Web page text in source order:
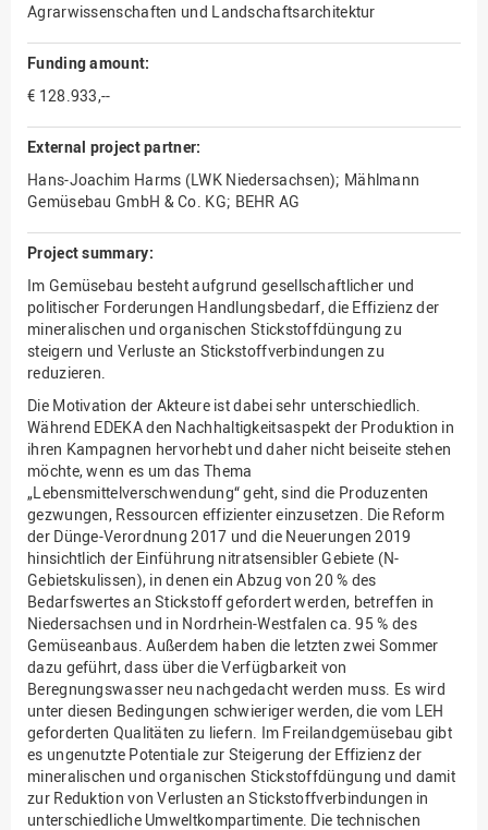
Agrarwissenschaften und Landschaftsarchitektur
Funding amount:
€ 128.933,--
External project partner:
Hans-Joachim Harms (LWK Niedersachsen); Mählmann
Gemüsebau GmbH & Co. KG; BEHR AG
Project summary:
Im Gemüsebau besteht aufgrund gesellschaftlicher und
politischer Forderungen Handlungsbedarf, die Effizienz der
mineralischen und organischen Stickstoffdüngung zu
steigern und Verluste an Stickstoffverbindungen zu
reduzieren.
Die Motivation der Akteure ist dabei sehr unterschiedlich.
Während EDEKA den Nachhaltigkeitsaspekt der Produktion in
ihren Kampagnen hervorhebt und daher nicht beiseite stehen
möchte, wenn es um das Thema
„Lebensmittelverschwendung“ geht, sind die Produzenten
gezwungen, Ressourcen effizienter einzusetzen. Die Reform
der Dünge-Verordnung 2017 und die Neuerungen 2019
hinsichtlich der Einführung nitratsensibler Gebiete (N-
Gebietskulissen), in denen ein Abzug von 20 % des
Bedarfswertes an Stickstoff gefordert werden, betreffen in
Niedersachsen und in Nordrhein-Westfalen ca. 95 % des
Gemüseanbaus. Außerdem haben die letzten zwei Sommer
dazu geführt, dass über die Verfügbarkeit von
Beregnungswasser neu nachgedacht werden muss. Es wird
unter diesen Bedingungen schwieriger werden, die vom LEH
geforderten Qualitäten zu liefern. Im Freilandgemüsebau gibt
es ungenutzte Potentiale zur Steigerung der Effizienz der
mineralischen und organischen Stickstoffdüngung und damit
zur Reduktion von Verlusten an Stickstoffverbindungen in
unterschiedliche Umweltkompartimente. Die technischen